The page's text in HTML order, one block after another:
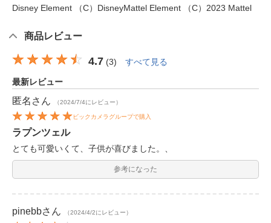
Disney Element （C）DisneyMattel Element （C）2023 Mattel
商品レビュー
4.7 (3) すべて見る
最新レビュー
匿名 さん （2024/7/4にレビュー）
ビックカメラグループで購入
ラプンツェル
とても可愛いくて、子供が喜びました。、
参考になった
pinebbさん （2024/4/2にレビュー）